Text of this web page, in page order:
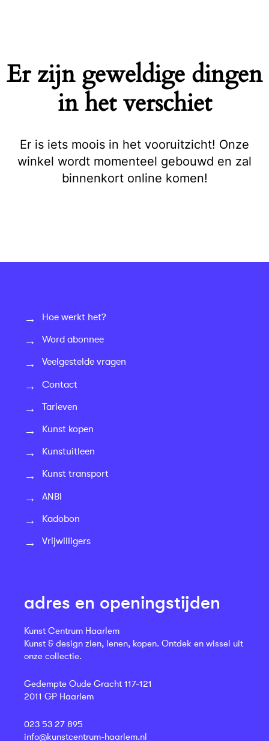
Er zijn geweldige dingen
in het verschiet
Er is iets moois in het vooruitzicht! Onze
winkel wordt momenteel gebouwd en zal
binnenkort online komen!
Hoe werkt het?
Word abonnee
Veelgestelde vragen
Contact
Tarieven
Kunst kopen
Kunstuitleen
Kunst transport
ANBI
Kadobon
Vrijwilligers
adres en openingstijden
Kunst Centrum Haarlem
Kunst & design zien, lenen, kopen. Ontdek en wissel uit
onze collectie.
Gedempte Oude Gracht 117-121
2011 GP Haarlem
023 53 27 895
info@kunstcentrum-haarlem.nl